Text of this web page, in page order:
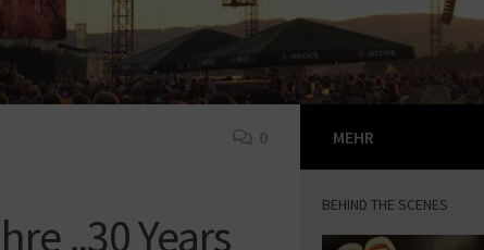
0
„30 Years
MEHR
BEHIND THE SCENES